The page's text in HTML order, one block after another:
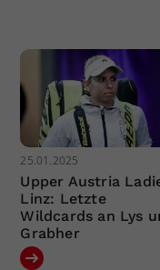
25.01.2025
Upper Austria
Linz: Letzte
Wildcards an Lys
Grabher